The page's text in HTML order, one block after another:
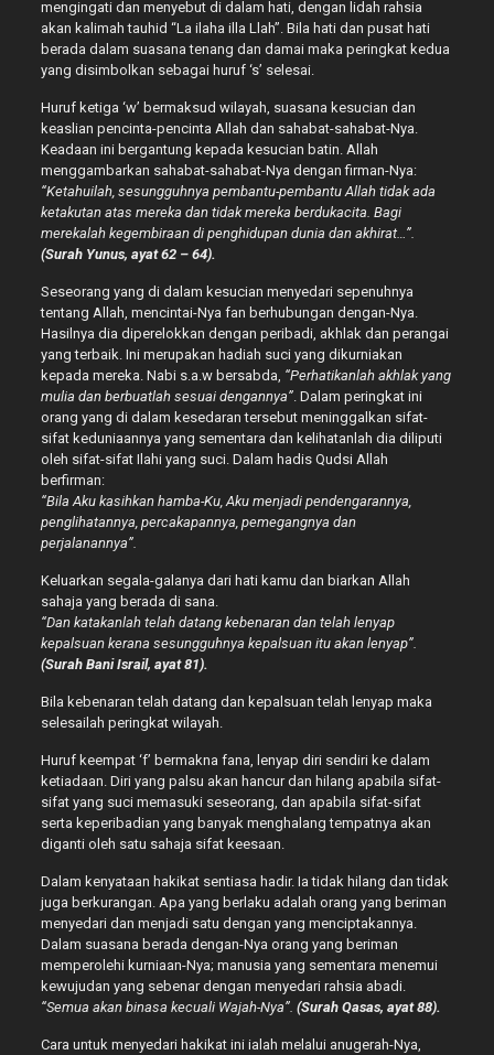
mengingati dan menyebut di dalam hati, dengan lidah rahsia
akan kalimah tauhid “La ilaha illa Llah”. Bila hati dan pusat hati
berada dalam suasana tenang dan damai maka peringkat kedua
yang disimbolkan sebagai huruf ‘s’ selesai.
Huruf ketiga ‘w’ bermaksud wilayah, suasana kesucian dan
keaslian pencinta-pencinta Allah dan sahabat-sahabat-Nya.
Keadaan ini bergantung kepada kesucian batin. Allah
menggambarkan sahabat-sahabat-Nya dengan firman-Nya:
“Ketahuilah, sesungguhnya pembantu-pembantu Allah tidak ada
ketakutan atas mereka dan tidak mereka berdukacita. Bagi
merekalah kegembiraan di penghidupan dunia dan akhirat…”.
(Surah Yunus, ayat 62 – 64).
Seseorang yang di dalam kesucian menyedari sepenuhnya
tentang Allah, mencintai-Nya fan berhubungan dengan-Nya.
Hasilnya dia diperelokkan dengan peribadi, akhlak dan perangai
yang terbaik. Ini merupakan hadiah suci yang dikurniakan
kepada mereka. Nabi s.a.w bersabda, “Perhatikanlah akhlak yang
mulia dan berbuatlah sesuai dengannya”. Dalam peringkat ini
orang yang di dalam kesedaran tersebut meninggalkan sifat-
sifat keduniaannya yang sementara dan kelihatanlah dia diliputi
oleh sifat-sifat Ilahi yang suci. Dalam hadis Qudsi Allah
berfirman:
“Bila Aku kasihkan hamba-Ku, Aku menjadi pendengarannya,
penglihatannya, percakapannya, pemegangnya dan
perjalanannya”.
Keluarkan segala-galanya dari hati kamu dan biarkan Allah
sahaja yang berada di sana.
“Dan katakanlah telah datang kebenaran dan telah lenyap
kepalsuan kerana sesungguhnya kepalsuan itu akan lenyap”.
(Surah Bani Israil, ayat 81).
Bila kebenaran telah datang dan kepalsuan telah lenyap maka
selesailah peringkat wilayah.
Huruf keempat ‘f’ bermakna fana, lenyap diri sendiri ke dalam
ketiadaan. Diri yang palsu akan hancur dan hilang apabila sifat-
sifat yang suci memasuki seseorang, dan apabila sifat-sifat
serta keperibadian yang banyak menghalang tempatnya akan
diganti oleh satu sahaja sifat keesaan.
Dalam kenyataan hakikat sentiasa hadir. Ia tidak hilang dan tidak
juga berkurangan. Apa yang berlaku adalah orang yang beriman
menyedari dan menjadi satu dengan yang menciptakannya.
Dalam suasana berada dengan-Nya orang yang beriman
memperolehi kurniaan-Nya; manusia yang sementara menemui
kewujudan yang sebenar dengan menyedari rahsia abadi.
“Semua akan binasa kecuali Wajah-Nya”. (Surah Qasas, ayat 88).
Cara untuk menyedari hakikat ini ialah melalui anugerah-Nya,